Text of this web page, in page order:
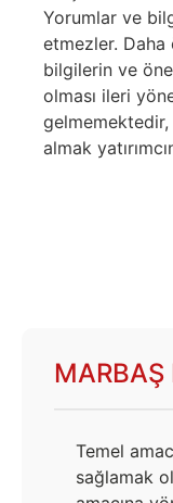
Yorumlar ve
etmezler. Daha
bilgilerin ve
olması ileri
almak
Temel
sağlamak